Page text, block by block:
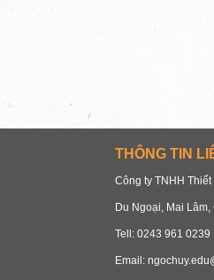
THÔNG TIN
Công ty TNHH
Du Ngoại, Mai
Tell: 0243 961 0239
Email: